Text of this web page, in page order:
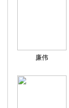
廉伟